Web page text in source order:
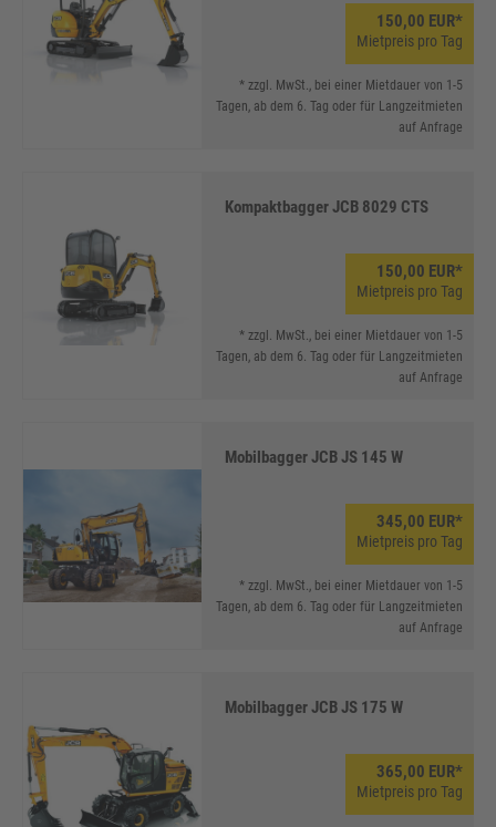
150,00 EUR*
Mietpreis pro Tag
* zzgl. MwSt., bei einer Mietdauer von 1-5
Tagen, ab dem 6. Tag oder für Langzeitmieten
auf Anfrage
Kompaktbagger JCB 8029 CTS
150,00 EUR*
Mietpreis pro Tag
* zzgl. MwSt., bei einer Mietdauer von 1-5
Tagen, ab dem 6. Tag oder für Langzeitmieten
auf Anfrage
Mobilbagger JCB JS 145 W
345,00 EUR*
Mietpreis pro Tag
* zzgl. MwSt., bei einer Mietdauer von 1-5
Tagen, ab dem 6. Tag oder für Langzeitmieten
auf Anfrage
Mobilbagger JCB JS 175 W
365,00 EUR*
Mietpreis pro Tag